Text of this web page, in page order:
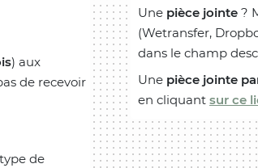
) aux
de recevoir
de
Une pièce jointe ?
(Wetransfer,
dans le champ
Une pièce jointe
en cliquant sur ce